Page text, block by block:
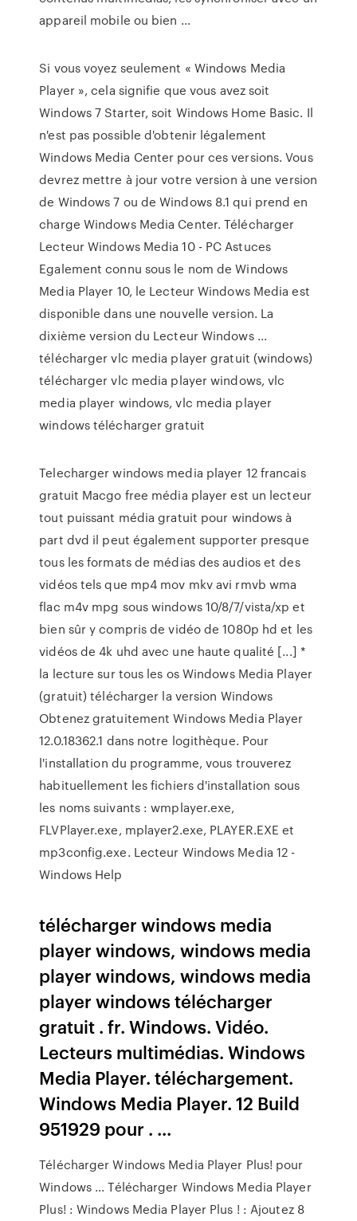
appareil mobile ou bien ...
Si vous voyez seulement « Windows Media
Player », cela signifie que vous avez soit
Windows 7 Starter, soit Windows Home Basic. Il
n'est pas possible d'obtenir légalement
Windows Media Center pour ces versions. Vous
devrez mettre à jour votre version à une version
de Windows 7 ou de Windows 8.1 qui prend en
charge Windows Media Center. Télécharger
Lecteur Windows Media 10 - PC Astuces
Egalement connu sous le nom de Windows
Media Player 10, le Lecteur Windows Media est
disponible dans une nouvelle version. La
dixième version du Lecteur Windows ...
télécharger vlc media player gratuit (windows)
télécharger vlc media player windows, vlc
media player windows, vlc media player
windows télécharger gratuit
Telecharger windows media player 12 francais
gratuit Macgo free média player est un lecteur
tout puissant média gratuit pour windows à
part dvd il peut également supporter presque
tous les formats de médias des audios et des
vidéos tels que mp4 mov mkv avi rmvb wma
flac m4v mpg sous windows 10/8/7/vista/xp et
bien sûr y compris de vidéo de 1080p hd et les
vidéos de 4k uhd avec une haute qualité [...] *
la lecture sur tous les os Windows Media Player
(gratuit) télécharger la version Windows
Obtenez gratuitement Windows Media Player
12.0.18362.1 dans notre logithèque. Pour
l'installation du programme, vous trouverez
habituellement les fichiers d'installation sous
les noms suivants : wmplayer.exe,
FLVPlayer.exe, mplayer2.exe, PLAYER.EXE et
mp3config.exe. Lecteur Windows Media 12 -
Windows Help
télécharger windows media
player windows, windows media
player windows, windows media
player windows télécharger
gratuit . fr. Windows. Vidéo.
Lecteurs multimédias. Windows
Media Player. téléchargement.
Windows Media Player. 12 Build
951929 pour . ...
Télécharger Windows Media Player Plus! pour
Windows ... Télécharger Windows Media Player
Plus! : Windows Media Player Plus ! : Ajoutez 8